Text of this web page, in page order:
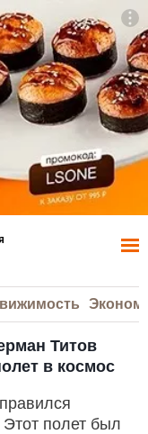
Титов
в космос
Этот полет был